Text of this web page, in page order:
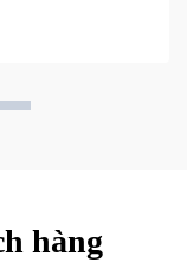
hàng